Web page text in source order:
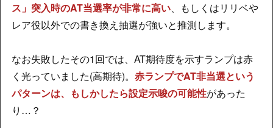
ス」突入時のAT当選率が非常に高い、もしくはリリベや
レア役以外での書き換え抽選が強いと推測します。
なお失敗したその1回では、AT期待度を示すランプは赤
く光っていました(高期待)。 赤ランプでAT非当選という
パターンは、もしかしたら設定示唆の可能性があった
り…？